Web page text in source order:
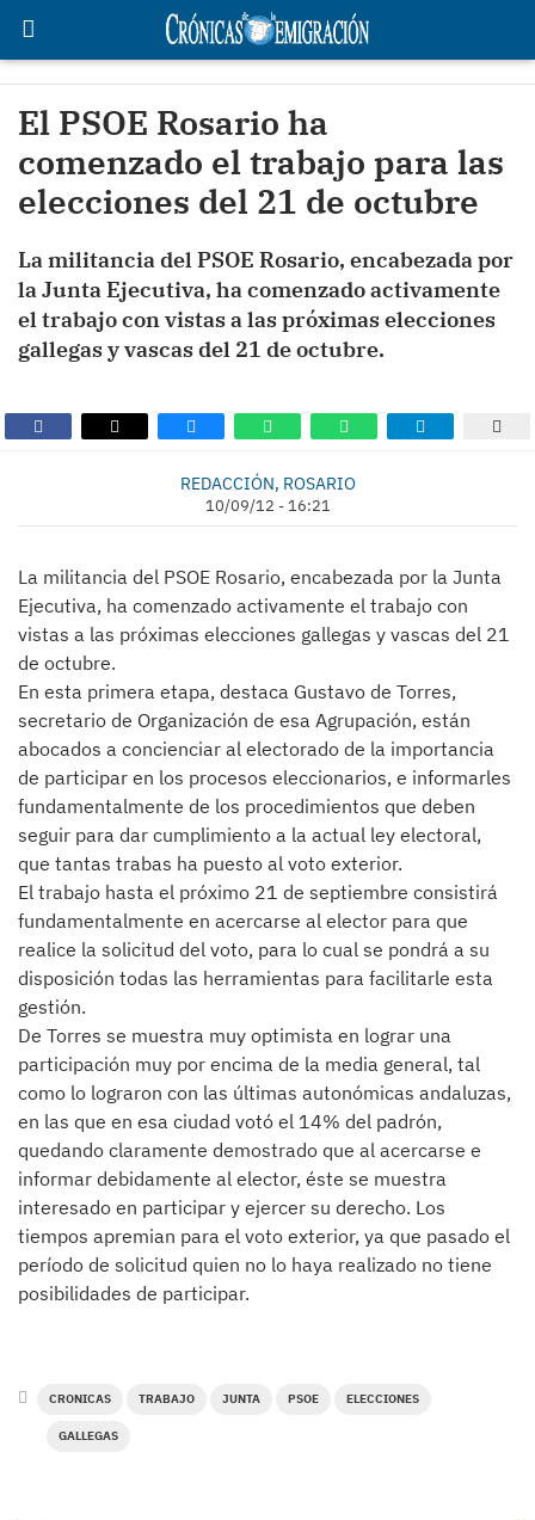
El PSOE Rosario ha
comenzado el trabajo para las
elecciones del 21 de octubre
La militancia del PSOE Rosario, encabezada por
la Junta Ejecutiva, ha comenzado activamente
el trabajo con vistas a las próximas elecciones
gallegas y vascas del 21 de octubre.
REDACCIÓN, ROSARIO
10/09/12 - 16:21
La militancia del PSOE Rosario, encabezada por la Junta
Ejecutiva, ha comenzado activamente el trabajo con
vistas a las próximas elecciones gallegas y vascas del 21
de octubre.
En esta primera etapa, destaca Gustavo de Torres,
secretario de Organización de esa Agrupación, están
abocados a concienciar al electorado de la importancia
de participar en los procesos eleccionarios, e informarles
fundamentalmente de los procedimientos que deben
seguir para dar cumplimiento a la actual ley electoral,
que tantas trabas ha puesto al voto exterior.
El trabajo hasta el próximo 21 de septiembre consistirá
fundamentalmente en acercarse al elector para que
realice la solicitud del voto, para lo cual se pondrá a su
disposición todas las herramientas para facilitarle esta
gestión.
De Torres se muestra muy optimista en lograr una
participación muy por encima de la media general, tal
como lo lograron con las últimas autonómicas andaluzas,
en las que en esa ciudad votó el 14% del padrón,
quedando claramente demostrado que al acercarse e
informar debidamente al elector, éste se muestra
interesado en participar y ejercer su derecho. Los
tiempos apremian para el voto exterior, ya que pasado el
período de solicitud quien no lo haya realizado no tiene
posibilidades de participar.
CRONICAS TRABAJO JUNTA PSOE ELECCIONES
GALLEGAS